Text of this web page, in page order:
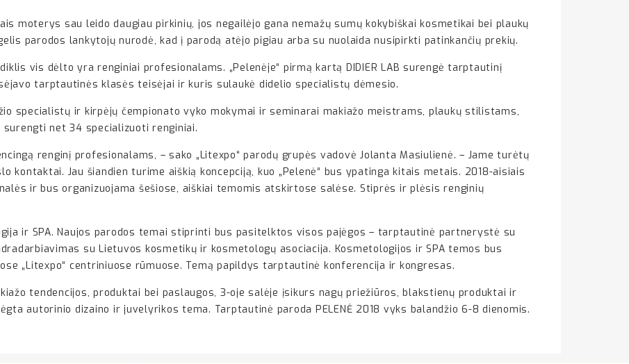
moterys sau leido daugiau pirkinių, jos negailėjo gana nemažų sumų kokybiškai kosmetikai bei plaukų
parodos lankytojų nurodė, kad į parodą atėjo pigiau arba su nuolaida nusipirkti patinkančių prekių.
vis dėlto yra renginiai profesionalams. „Pelenėje“ pirmą kartą DIDIER LAB surengė tarptautinį
tarptautinės klasės teisėjai ir kuris sulaukė didelio specialistų dėmesio.
specialistų ir kirpėjų čempionato vyko mokymai ir seminarai makiažo meistrams, plaukų stilistams,
net 34 specializuoti renginiai.
renginį profesionalams, – sako „Litexpo“ parodų grupės vadovė Jolanta Masiulienė. – Jame turėtų
kontaktai. Jau šiandien turime aiškią koncepciją, kuo „Pelenė“ bus ypatinga kitais metais. 2018-aisiais
ir bus organizuojama šešiose, aiškiai temomis atskirtose salėse. Stiprės ir plėsis renginių
ir SPA. Naujos parodos temai stiprinti bus pasitelktos visos pajėgos – tarptautinė partnerystė su
su Lietuvos kosmetikų ir kosmetologų asociacija. Kosmetologijos ir SPA temos bus
„Litexpo“ centriniuose rūmuose. Temą papildys tarptautinė konferencija ir kongresas.
tendencijos, produktai bei paslaugos, 3-oje salėje įsikurs nagų priežiūros, blakstienų produktai ir
autorinio dizaino ir juvelyrikos tema. Tarptautinė paroda PELENĖ 2018 vyks balandžio 6-8 dienomis.